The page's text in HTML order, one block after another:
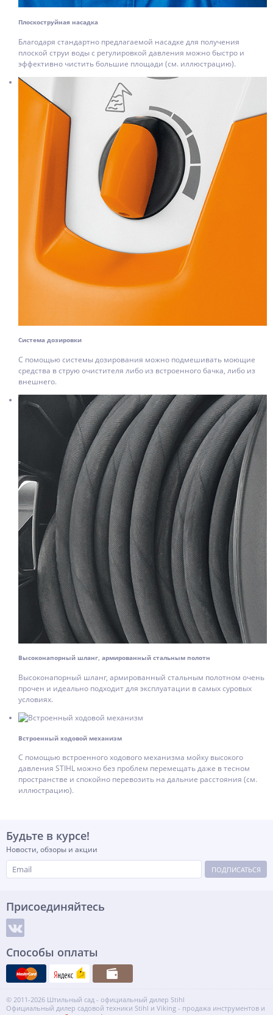
Плоскоструйная насадка
Благодаря стандартно предлагаемой насадке для получения
плоской струи воды с регулировкой давления можно быстро и
эффективно чистить большие площади (см. иллюстрацию).
Система дозировки
С помощью системы дозирования можно подмешивать моющие
средства в струю очистителя либо из встроенного бачка, либо из
внешнего.
Высоконапорный шланг, армированный стальным полотн
Высоконапорный шланг, армированный стальным полотном очень
прочен и идеально подходит для эксплуатации в самых суровых
условиях.
Встроенный ходовой механизм
С помощью встроенного ходового механизма мойку высокого
давления STIHL можно без проблем перемещать даже в тесном
пространстве и спокойно перевозить на дальние расстояния (см.
иллюстрацию).
Будьте в курсе!
Новости, обзоры и акции
ПОДПИСАТЬСЯ
Присоединяйтесь
Способы оплаты
© 2011-2026 Штильный сад - официальный дилер Stihl
Официальный дилер садовой техники Stihl и Viking - продажа инструментов и